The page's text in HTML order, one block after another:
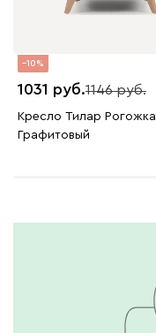
10
1031 1146
Кресло Тилар Рогожка
Графитовый